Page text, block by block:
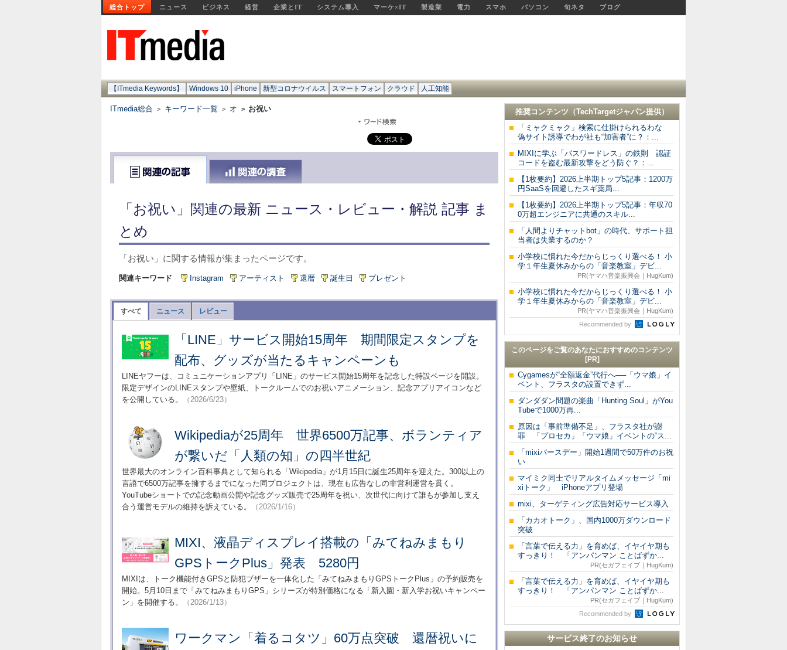
総合トップ ニュース ビジネス 経営 企業とIT システム導入 マーケ×IT 製造業 電力 スマホ パソコン 旬ネタ ブログ
【ITmedia Keywords】 Windows 10 iPhone 新型コロナウイルス スマートフォン クラウド 人工知能
ITmedia総合 > キーワード一覧 > オ > お祝い
「お祝い」関連の最新 ニュース・レビュー・解説 記事 ま
とめ
「お祝い」に関する情報が集まったページです。
関連キーワード Instagram アーティスト 還暦 誕生日 プレゼント
すべて ニュース レビュー
「LINE」サービス開始15周年 期間限定スタンプを
配布、グッズが当たるキャンペーンも
LINEヤフーは、コミュニケーションアプリ「LINE」のサービス開始15周年を記念した特設ページを開設。
限定デザインのLINEスタンプや壁紙、トークルームでのお祝いアニメーション、記念アプリアイコンなど
を公開している。
（2026/6/23）
Wikipediaが25周年 世界6500万記事、ボランティア
が繋いだ「人類の知」の四半世紀
世界最大のオンライン百科事典として知られる「Wikipedia」が1月15日に誕生25周年を迎えた。300以上の
言語で6500万記事を擁するまでになった同プロジェクトは、現在も広告なしの非営利運営を貫く。
YouTubeショートでの記念動画公開や記念グッズ販売で25周年を祝い、次世代に向けて誰もが参加し支え
合う運営モデルの維持を訴えている。
（2026/1/16）
MIXI、液晶ディスプレイ搭載の「みてねみまもり
GPSトークPlus」発表 5280円
MIXIは、トーク機能付きGPSと防犯ブザーを一体化した「みてねみまもりGPSトークPlus」の予約販売を
開始。5月10日まで「みてねみまもりGPS」シリーズが特別価格になる「新入園・新入学お祝いキャンペー
ン」を開催する。
（2026/1/13）
ワークマン「着るコタツ」60万点突破 還暦祝いに
推奨コンテンツ（TechTargetジャパン提供）
「ミャクミャク」検索に仕掛けられるわな
偽サイト誘導でわが社も“加害者”に？：...
MIXIに学ぶ「パスワードレス」の鉄則 認証
コードを盗む最新攻撃をどう防ぐ？：...
【1枚要約】2026上半期トップ5記事：1200万
円SaaSを回避したスギ薬局...
【1枚要約】2026上半期トップ5記事：年収70
0万超エンジニアに共通のスキル...
「人間よりチャットbot」の時代、サポート担
当者は失業するのか？
小学校に慣れた今だからじっくり選べる！ 小
学１年生夏休みからの「音楽教室」デビ...
PR(ヤマハ音楽振興会｜HugKum)
小学校に慣れた今だからじっくり選べる！ 小
学１年生夏休みからの「音楽教室」デビ...
PR(ヤマハ音楽振興会｜HugKum)
Recommended by
このページをご覧のあなたにおすすめのコンテンツ
[PR]
Cygamesが“全額返金”代行へ──「ウマ娘」イ
ベント、フラスタの設置できず...
ダンダダン問題の楽曲「Hunting Soul」がYou
Tubeで1000万再...
原因は「事前準備不足」、フラスタ社が謝
罪 「プロセカ」「ウマ娘」イベントの“ス...
「mixiバースデー」開始1週間で50万件のお祝
い
マイミク同士でリアルタイムメッセージ「mi
xiトーク」 iPhoneアプリ登場
mixi、ターゲティング広告対応サービス導入
「カカオトーク」、国内1000万ダウンロード
突破
「言葉で伝える力」を育めば、イヤイヤ期も
すっきり！ 「アンパンマン ことばずか...
PR(セガフェイブ｜HugKum)
「言葉で伝える力」を育めば、イヤイヤ期も
すっきり！ 「アンパンマン ことばずか...
PR(セガフェイブ｜HugKum)
Recommended by
サービス終了のお知らせ